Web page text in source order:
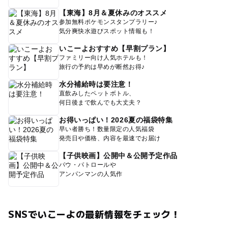
【東海】8月＆夏休みのオススメ
参加無料ポケモンスタンプラリー♪
気分爽快水遊びスポット情報も！
いこーよおすすめ【早割プラン】
ファミリー向け人気ホテルも！
旅行の予約は早めが断然お得♪
水分補給時は要注意！
直飲みしたペットボトル、
何日後まで飲んでも大丈夫？
お得いっぱい！2026夏の福袋特集
早い者勝ち！数量限定の人気福袋
発売日や価格、内容を最速でお届け
【子供映画】公開中＆公開予定作品
パウ・パトロールや
アンパンマンの人気作
SNSでいこーよの最新情報をチェック！